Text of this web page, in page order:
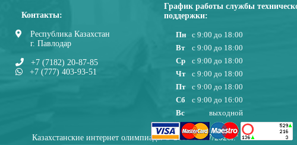
Контакты:
Республика Казахстан
г. Павлодар
+7 (7182) 20-87-85
+7 (777) 403-93-51
График работы службы
поддержки:
Пн
с 9:00 до 18:00
Вт
с 9:00 до 18:00
Ср
с 9:00 до 18:00
Чт
с 9:00 до 18:00
Пт
с 9:00 до 18:00
Сб
с 9:00 до 16:00
Вс
выходной
Казахстанские интернет олимпиады © 2010-08/07/2026г.